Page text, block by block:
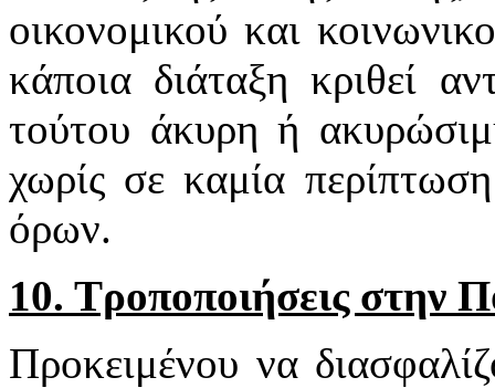
οικονομικού και
κάποια διάταξη κριθεί
τούτου άκυρη ή
χωρίς σε καμία
όρων.
10. Τροποποιήσεις στην
Προκειμένου να